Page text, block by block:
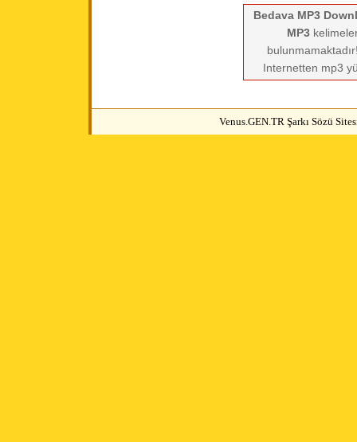
Bedava MP3
MP3
Internetten mp3
Venus.GEN.TR Şarkı Sözü